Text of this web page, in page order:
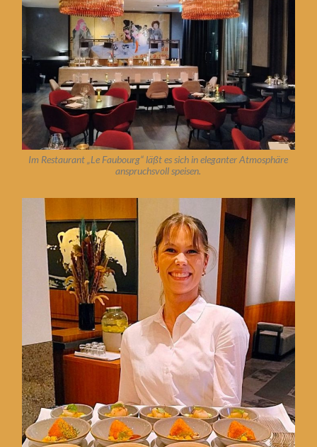
Im Restaurant „Le Faubourg“ läßt es sich in eleganter Atmosphäre
anspruchsvoll speisen.